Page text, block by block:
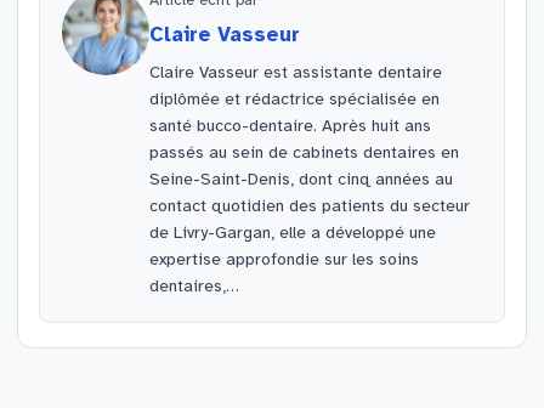
Claire Vasseur
Claire Vasseur est assistante dentaire
diplômée et rédactrice spécialisée en
santé bucco-dentaire. Après huit ans
passés au sein de cabinets dentaires en
Seine-Saint-Denis, dont cinq années au
contact quotidien des patients du secteur
de Livry-Gargan, elle a développé une
expertise approfondie sur les soins
dentaires,…